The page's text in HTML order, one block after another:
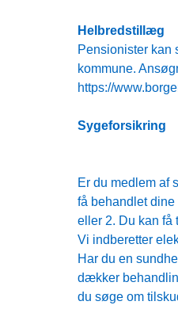
Helbredstillæg
Pensionister kan
kommune.
https://
Sygeforsikring
Er du medlem af
få behandlet
eller 2. Du kan få
Vi indberetter
Har du en
dækker
du søge om